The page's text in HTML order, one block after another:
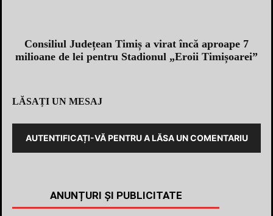
Consiliul Județean Timiș a virat încă aproape 7
milioane de lei pentru Stadionul „Eroii Timișoarei”
LĂSAȚI UN MESAJ
AUTENTIFICAȚI-VĂ PENTRU A LĂSA UN COMENTARIU
ANUNȚURI ȘI PUBLICITATE